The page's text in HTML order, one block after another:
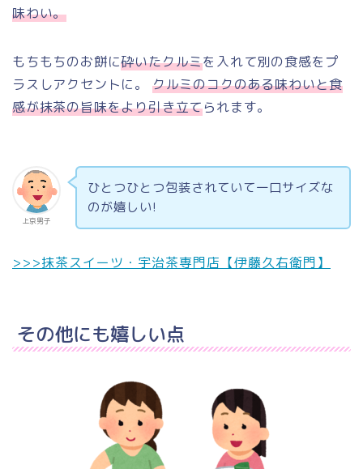
味わい。
もちもちのお餅に砕いたクルミを入れて別の食感をプ
ラスしアクセントに。 クルミのコクのある味わいと食
感が抹茶の旨味をより引き立てられます。
上京男子
ひとつひとつ包装されていて一口サイズな
のが嬉しい!
>>>抹茶スイーツ・宇治茶専門店【伊藤久右衛門】
その他にも嬉しい点